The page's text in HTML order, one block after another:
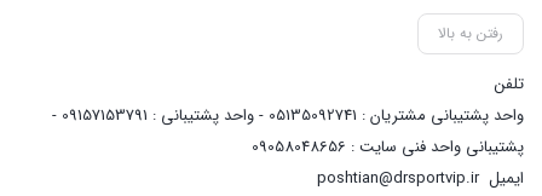
رفتن به بالا
تلفن
واحد پشتیبانی مشتریان : 05135092741 - واحد پشتیبانی : 09157153791 -
پشتیبانی واحد فنی سایت : 09058048656
ایمیلposhtian@drsportvip.ir